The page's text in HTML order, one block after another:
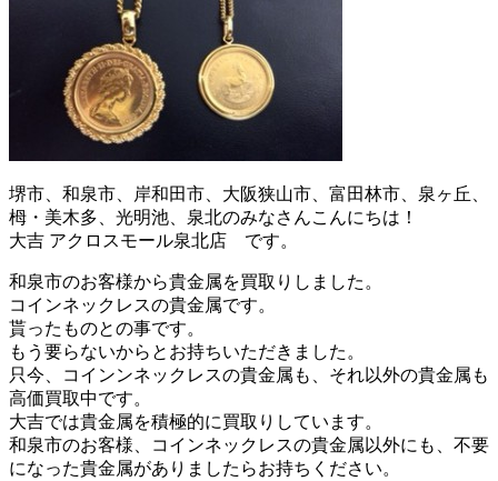
堺市、和泉市、岸和田市、大阪狭山市、富田林市、泉ヶ丘、
栂・美木多、光明池、泉北のみなさんこんにちは！
大吉 アクロスモール泉北店 です。
和泉市のお客様から貴金属を買取りしました。
コインネックレスの貴金属です。
貰ったものとの事です。
もう要らないからとお持ちいただきました。
只今、コインンネックレスの貴金属も、それ以外の貴金属も
高価買取中です。
大吉では貴金属を積極的に買取りしています。
和泉市のお客様、コインネックレスの貴金属以外にも、不要
になった貴金属がありましたらお持ちください。